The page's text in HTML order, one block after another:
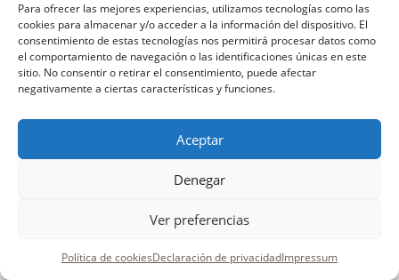
Para ofrecer las mejores experiencias, utilizamos tecnologías como las
cookies para almacenar y/o acceder a la información del dispositivo. El
consentimiento de estas tecnologías nos permitirá procesar datos como
el comportamiento de navegación o las identificaciones únicas en este
sitio. No consentir o retirar el consentimiento, puede afectar
negativamente a ciertas características y funciones.
Aceptar
Denegar
Ver preferencias
Política de cookiesDeclaración de privacidadImpressum